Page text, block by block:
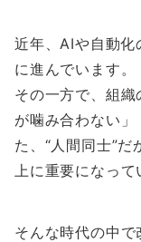
近年、AIや自動化
に進んでいます。
その一方で、組
が噛み合わない
た、“人間同士”
上に重要になって
そんな時代の中で